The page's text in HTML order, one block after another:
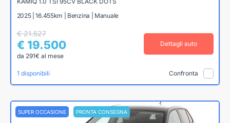
2025 | 16.455km | Benzina | Manuale
€ 21.527
€ 19.500
da 291€ al mese
Dettagli auto
1 disponibili Confronta
SUPER OCCASIONE PRONTA CONSEGNA